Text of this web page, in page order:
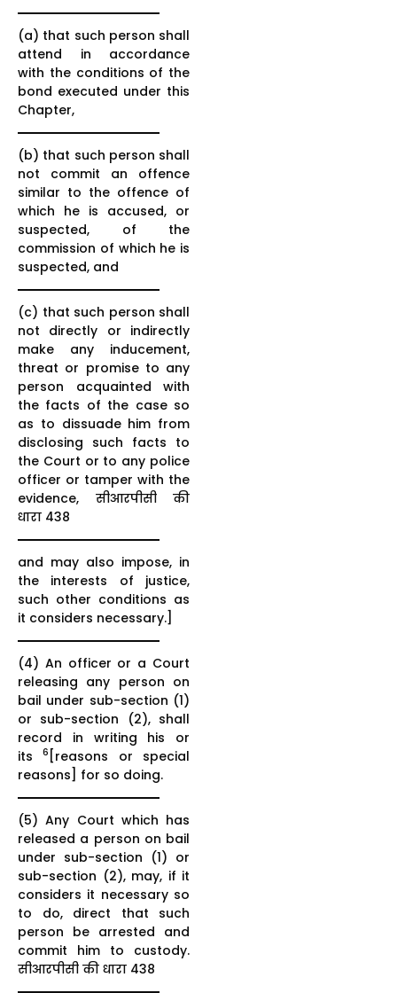
(a) that such person shall
attend in accordance
with the conditions of the
bond executed under this
Chapter,
(b) that such person shall
not commit an offence
similar to the offence of
which he is accused, or
suspected, of the
commission of which he is
suspected, and
(c) that such person shall
not directly or indirectly
make any inducement,
threat or promise to any
person acquainted with
the facts of the case so
as to dissuade him from
disclosing such facts to
the Court or to any police
officer or tamper with the
evidence, सीआरपीसी की
धारा 438
and may also impose, in
the interests of justice,
such other conditions as
it considers necessary.]
(4) An officer or a Court
releasing any person on
bail under sub-section (1)
or sub-section (2), shall
record in writing his or
its6 [reasons or special
reasons] for so doing.
(5) Any Court which has
released a person on bail
under sub-section (1) or
sub-section (2), may, if it
considers it necessary so
to do, direct that such
person be arrested and
commit him to custody.
सीआरपीसी की धारा 438